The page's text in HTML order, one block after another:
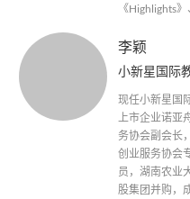
《Highlights
李颖
小新星国际
现任小新星国
上市企业诺亚
务协会副会长
创业服务协会
员，湖南农业
股集团并购，